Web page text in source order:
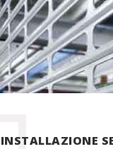
INSTALLAZIONE